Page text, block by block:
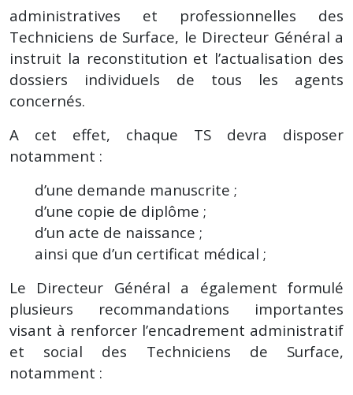
administratives et professionnelles des
Techniciens de Surface, le Directeur Général a
instruit la reconstitution et l’actualisation des
dossiers individuels de tous les agents
concernés.
A cet effet, chaque TS devra disposer
notamment :
d’une demande manuscrite ;
d’une copie de diplôme ;
d’un acte de naissance ;
ainsi que d’un certificat médical ;
Le Directeur Général a également formulé
plusieurs recommandations importantes
visant à renforcer l’encadrement administratif
et social des Techniciens de Surface,
notamment :